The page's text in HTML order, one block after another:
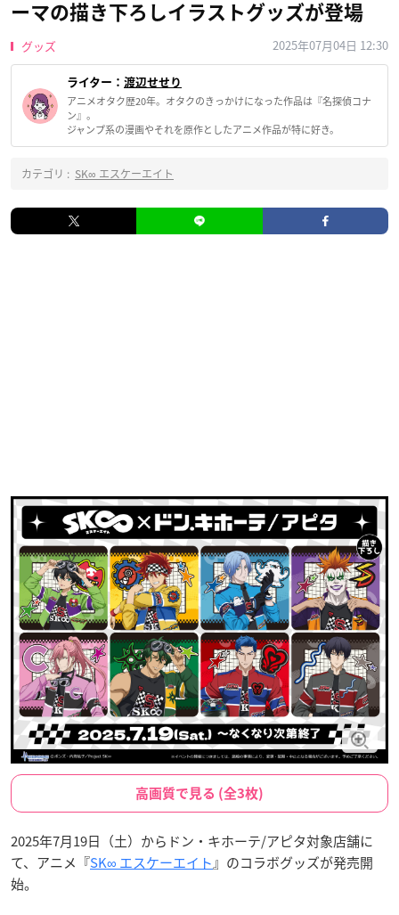
ーマの描き下ろしイラストグッズが登場
グッズ 2025年07月04日 12:30
ライター： 渡辺せせり
アニメオタク歴20年。オタクのきっかけになった作品は『名探偵コナ
ン』。
ジャンプ系の漫画やそれを原作としたアニメ作品が特に好き。
カテゴリ : SK∞ エスケーエイト
高画質で見る (全3枚)
2025年7月19日（土）からドン・キホーテ/アピタ対象店舗に
て、アニメ『SK∞ エスケーエイト』のコラボグッズが発売開
始。